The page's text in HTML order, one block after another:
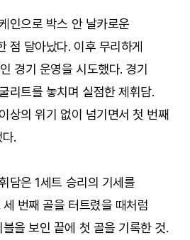
인으로 박스 안 날카로운
점 달아났다. 이후 무리하게
경기 운영을 시도했다. 경기
리트를 놓치며 실점한 제휘담.
상의 위기 없이 넘기면서 첫 번째
.
담은 1세트 승리의 기세를
번째 골을 터트렸을 때처럼
을 보인 끝에 첫 골을 기록한 것.